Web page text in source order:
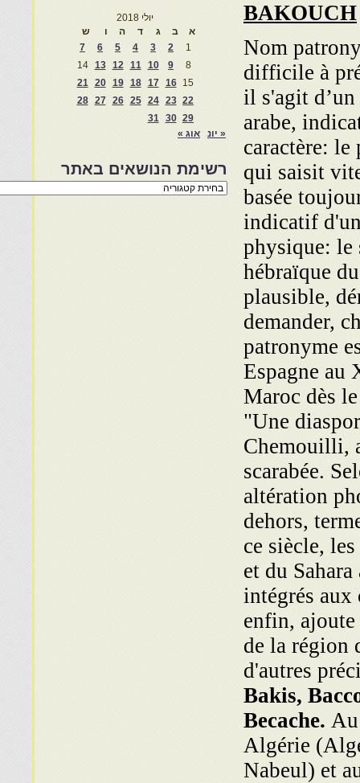
BAKOUCH
Nom
difficile à
il s'agit
arabe,
caractère:
qui saisit
basée
indicatif
physique: le
hébraïque
plausible,
demander,
patronyme
Espagne au
Maroc dès
"Une
Chemouilli,
scarabée.
altération
dehors,
ce siècle,
et du
intégrés aux
enfin, ajoute
de la région
d'autres
Bakis,
Becache.
Algérie
Nabeul) et
יולי 2018
א
ב ג ד ה ו
ש
1
2
3
4
5
6
7
8
9
10
11
12
13
14
15
16
17
18
19
20
21
22
23
24
25
26
27
28
29
30
31
« יונ
אוג »
רשימת הנושאים באתר
רשימת
הנושאים